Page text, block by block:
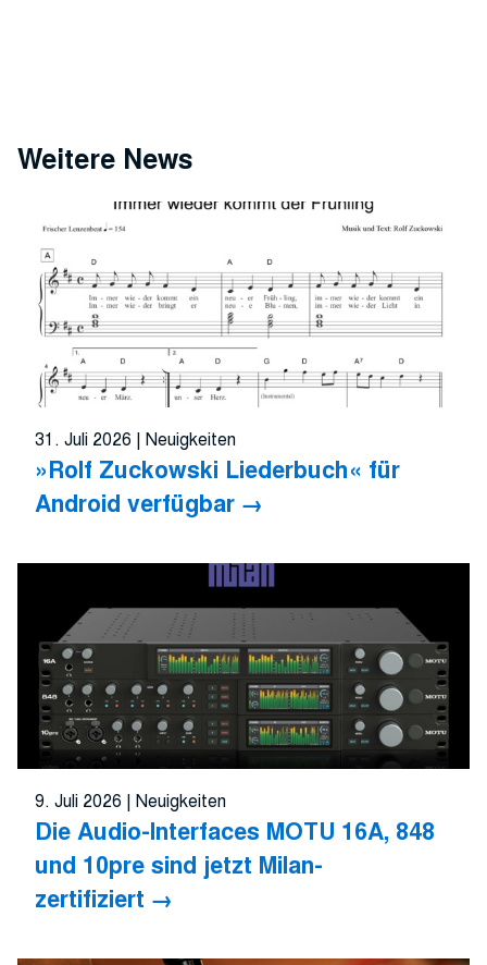
Weitere News
31. Juli 2026 | Neuigkeiten
»Rolf Zuckowski Liederbuch« für
Android verfügbar
9. Juli 2026 | Neuigkeiten
Die Audio-Interfaces MOTU 16A, 848
und 10pre sind jetzt Milan-
zertifiziert